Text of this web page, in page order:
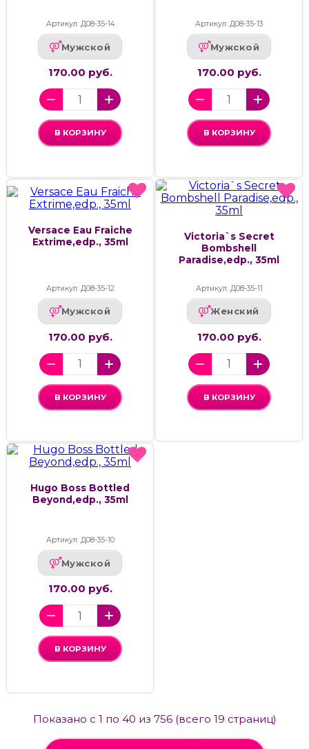
Артикул: Д08-35-14
Мужской
170.00 руб.
В КОРЗИНУ
Артикул: Д08-35-13
Мужской
170.00 руб.
В КОРЗИНУ
Versace Eau Fraiche
Extrime,edp., 35ml
Артикул: Д08-35-12
Мужской
170.00 руб.
В КОРЗИНУ
Victoria`s Secret
Bombshell
Paradise,edp., 35ml
Артикул: Д08-35-11
Женский
170.00 руб.
В КОРЗИНУ
Hugo Boss Bottled
Beyond,edp., 35ml
Артикул: Д08-35-10
Мужской
170.00 руб.
В КОРЗИНУ
Показано с 1 по 40 из 756 (всего 19 страниц)